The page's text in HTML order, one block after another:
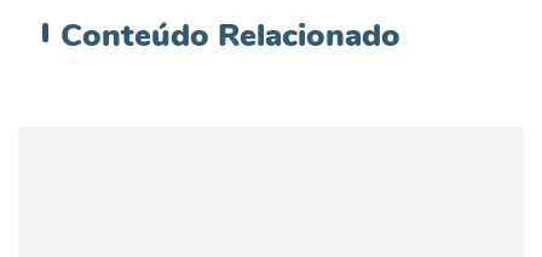
Conteúdo Relacionado